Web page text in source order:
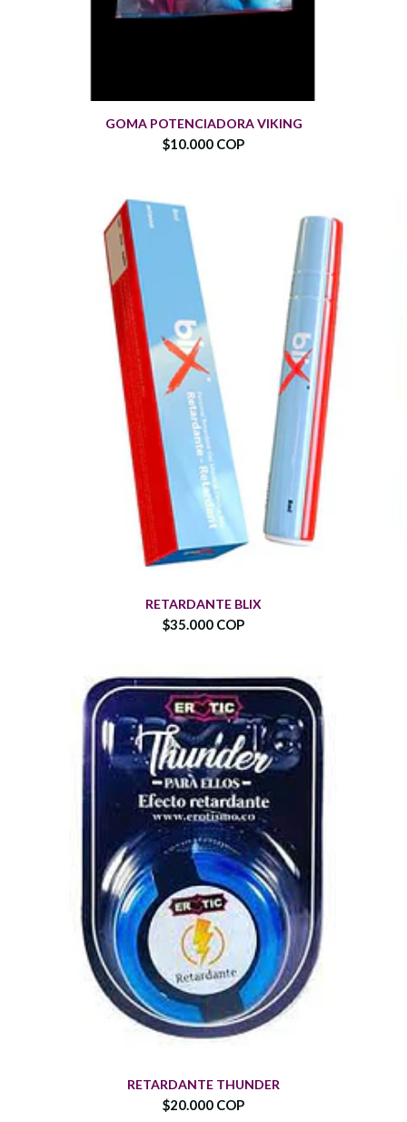
GOMA POTENCIADORA VIKING
$10.000 COP
RETARDANTE BLIX
$35.000 COP
RETARDANTE THUNDER
$20.000 COP